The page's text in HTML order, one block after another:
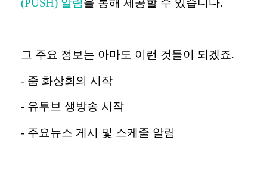
그 주요 정보는 아마도 이런 것들이 되겠죠.
- 줌 화상회의 시작
- 유투브 생방송 시작
- 주요뉴스 게시 및 스케줄 알림